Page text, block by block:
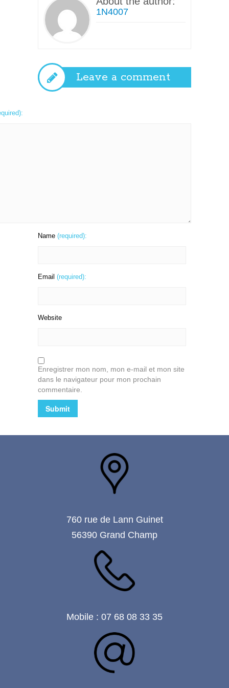
1N4007
Leave a comment
Name (required):
Email (required):
Website
Enregistrer mon nom, mon e-mail et mon site
dans le navigateur pour mon prochain
commentaire.
760 rue de Lann Guinet
56390 Grand Champ
Mobile : 07 68 08 33 35